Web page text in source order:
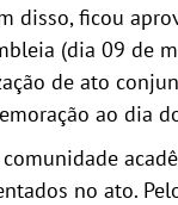
disso, ficou
(dia 09 de
de ato
ao dia
no ato.